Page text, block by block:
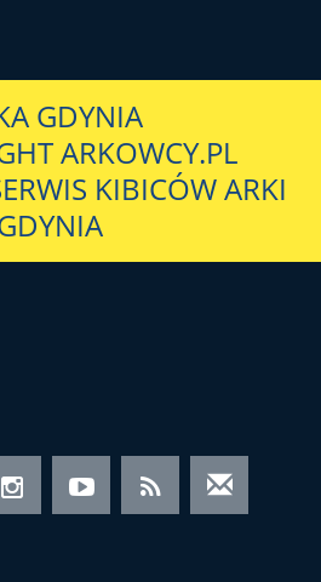
GDYNIA
ARKOWCY.PL
KIBICÓW ARKI